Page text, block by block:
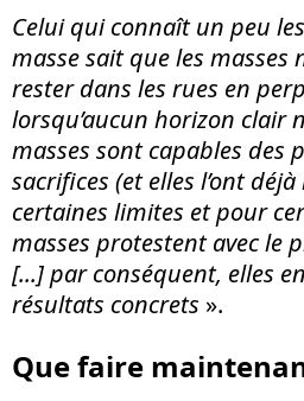
Celui qui connaît un peu
masse sait que les masses
rester dans les rues en
lorsqu’aucun horizon clair
masses sont capables des
sacrifices (et elles l’ont
certaines limites et pour
masses protestent avec le
[...] par conséquent, elles
résultats concrets ».
Que faire